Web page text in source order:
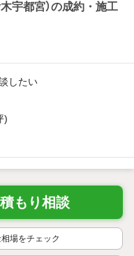
宇都宮）の成約・施工
したい
)
もり相談
場をチェック